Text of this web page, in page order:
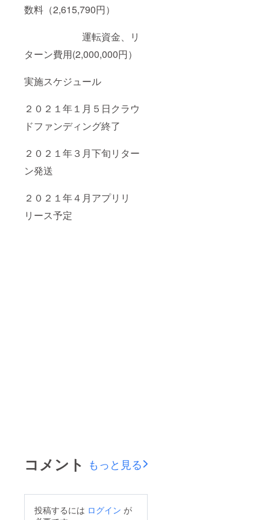
数料（2,615,790円）
運転資金、リ
ターン費用(2,000,000円）
実施スケジュール
２０２１年１月５日クラウ
ドファンディング終了
２０２１年３月下旬リター
ン発送
２０２１年４月アプリリ
リース予定
コメント もっと見る
投稿するには ログイン が